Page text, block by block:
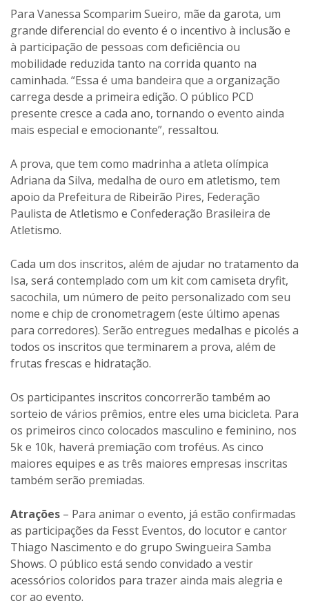
Para Vanessa Scomparim Sueiro, mãe da garota, um
grande diferencial do evento é o incentivo à inclusão e
à participação de pessoas com deficiência ou
mobilidade reduzida tanto na corrida quanto na
caminhada. “Essa é uma bandeira que a organização
carrega desde a primeira edição. O público PCD
presente cresce a cada ano, tornando o evento ainda
mais especial e emocionante”, ressaltou.
A prova, que tem como madrinha a atleta olímpica
Adriana da Silva, medalha de ouro em atletismo, tem
apoio da Prefeitura de Ribeirão Pires, Federação
Paulista de Atletismo e Confederação Brasileira de
Atletismo.
Cada um dos inscritos, além de ajudar no tratamento da
Isa, será contemplado com um kit com camiseta dryfit,
sacochila, um número de peito personalizado com seu
nome e chip de cronometragem (este último apenas
para corredores). Serão entregues medalhas e picolés a
todos os inscritos que terminarem a prova, além de
frutas frescas e hidratação.
Os participantes inscritos concorrerão também ao
sorteio de vários prêmios, entre eles uma bicicleta. Para
os primeiros cinco colocados masculino e feminino, nos
5k e 10k, haverá premiação com troféus. As cinco
maiores equipes e as três maiores empresas inscritas
também serão premiadas.
Atrações – Para animar o evento, já estão confirmadas
as participações da Fesst Eventos, do locutor e cantor
Thiago Nascimento e do grupo Swingueira Samba
Shows. O público está sendo convidado a vestir
acessórios coloridos para trazer ainda mais alegria e
cor ao evento.